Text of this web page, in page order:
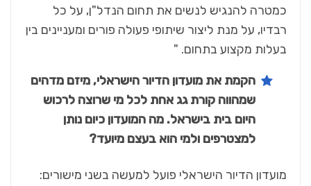
כמטרה להנגיש לנשים את תחום הנדל"ן, על כל
רבדיו, על מנת ליצור שיתופי פעולה פורים ומעניינים בין
בעלות מקצוע בתחום. "
הקמת את מועדון הדיור הישראלי, מיזם מדהים
שמהווה קורת גג אחת לכל מי שרוצה לרכוש
היום בית בישראל. מה המועדון כיום נותן
למצטרפים ולמי הוא בעצם מיועד?
מועדון הדיור הישראלי פועל למעשה בשני מישורים: